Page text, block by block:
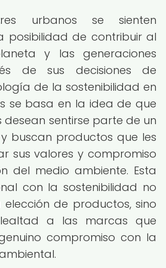
urbanos se sienten
posibilidad de contribuir al
y las generaciones
de sus decisiones de
de la sostenibilidad en
se basa en la idea de que
desean sentirse parte de un
buscan productos que les
sus valores y compromiso
del medio ambiente. Esta
con la sostenibilidad no
de productos, sino
a las marcas que
compromiso con la